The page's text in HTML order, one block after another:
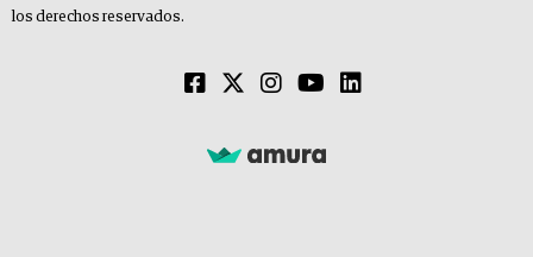
los derechos reservados.